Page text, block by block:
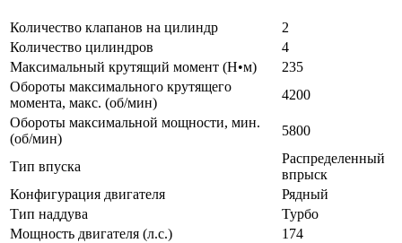
Количество клапанов на цилиндр
2
Количество цилиндров
4
Максимальный крутящий момент (Н•м)
235
Обороты максимального крутящего
момента, макс. (об/мин)
4200
Обороты максимальной мощности, мин.
(об/мин)
5800
Тип впуска
Распределенный
впрыск
Конфигурация двигателя
Рядный
Тип наддува
Турбо
Мощность двигателя (л.с.)
174